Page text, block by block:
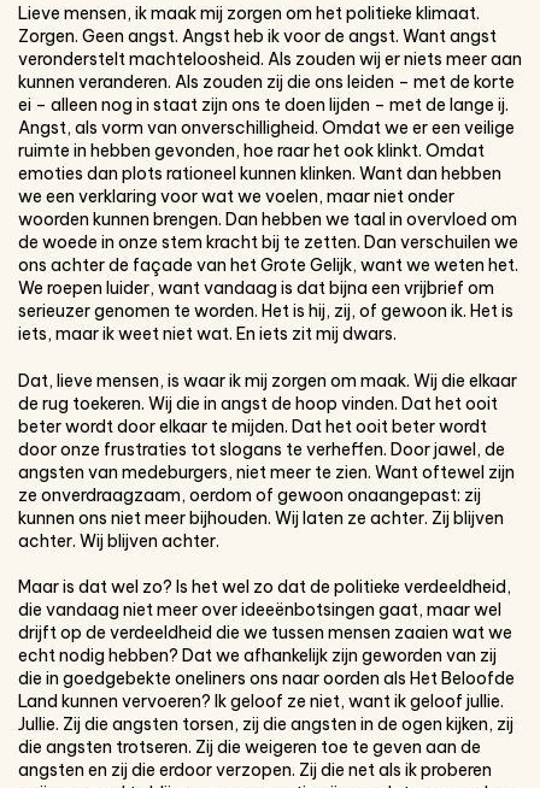
Lieve mensen, ik maak mij zorgen om het politieke klimaat.
Zorgen. Geen angst. Angst heb ik voor de angst. Want angst
veronderstelt machteloosheid. Als zouden wij er niets meer aan
kunnen veranderen. Als zouden zij die ons leiden – met de korte
ei – alleen nog in staat zijn ons te doen lijden – met de lange ij.
Angst, als vorm van onverschilligheid. Omdat we er een veilige
ruimte in hebben gevonden, hoe raar het ook klinkt. Omdat
emoties dan plots rationeel kunnen klinken. Want dan hebben
we een verklaring voor wat we voelen, maar niet onder
woorden kunnen brengen. Dan hebben we taal in overvloed om
de woede in onze stem kracht bij te zetten. Dan verschuilen we
ons achter de façade van het Grote Gelijk, want we weten het.
We roepen luider, want vandaag is dat bijna een vrijbrief om
serieuzer genomen te worden. Het is hij, zij, of gewoon ik. Het is
iets, maar ik weet niet wat. En iets zit mij dwars.
Dat, lieve mensen, is waar ik mij zorgen om maak. Wij die elkaar
de rug toekeren. Wij die in angst de hoop vinden. Dat het ooit
beter wordt door elkaar te mijden. Dat het ooit beter wordt
door onze frustraties tot slogans te verheffen. Door jawel, de
angsten van medeburgers, niet meer te zien. Want oftewel zijn
ze onverdraagzaam, oerdom of gewoon onaangepast: zij
kunnen ons niet meer bijhouden. Wij laten ze achter. Zij blijven
achter. Wij blijven achter.
Maar is dat wel zo? Is het wel zo dat de politieke verdeeldheid,
die vandaag niet meer over ideeënbotsingen gaat, maar wel
drijft op de verdeeldheid die we tussen mensen zaaien wat we
echt nodig hebben? Dat we afhankelijk zijn geworden van zij
die in goedgebekte oneliners ons naar oorden als Het Beloofde
Land kunnen vervoeren? Ik geloof ze niet, want ik geloof jullie.
Jullie. Zij die angsten torsen, zij die angsten in de ogen kijken, zij
die angsten trotseren. Zij die weigeren toe te geven aan de
angsten en zij die erdoor verzopen. Zij die net als ik proberen